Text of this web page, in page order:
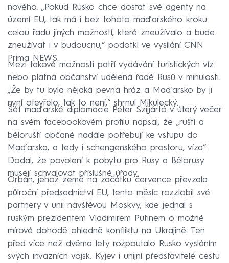
nového. „Pokud Rusko chce dostat své agenty na
území EU, tak má i bez tohoto maďarského kroku
celou řadu jiných možností, které zneužívalo a bude
zneužívat i v budoucnu,“ podotkl ve vysílání CNN
Prima NEWS.
Mezi takové možnosti patří vydávání turistických víz
nebo platná občanství udělená řadě Rusů v minulosti.
„Že by tu byla nějaká pevná hráz a Maďarsko by ji
nyní otevřelo, tak to není,“ shrnul Mikulecký.
Šéf maďarské diplomacie Péter Szijjártó v úterý večer
na svém facebookovém profilu napsal, že „ruští a
běloruští občané nadále potřebují ke vstupu do
Maďarska, a tedy i schengenského prostoru, víza“.
Dodal, že povolení k pobytu pro Rusy a Bělorusy
musejí schvalovat příslušné úřady.
Orbán, jehož země na začátku července převzala
půlroční předsednictví EU, tento měsíc rozzlobil své
partnery v unii návštěvou Moskvy, kde jednal s
ruským prezidentem Vladimirem Putinem o možné
mírové dohodě ohledně konfliktu na Ukrajině. Ten
před více než dvěma lety rozpoutalo Rusko vysláním
svých invazních vojsk. Kyjev i unijní představitelé cestu